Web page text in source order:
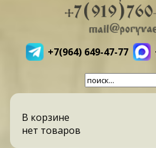
+7(964) 649-47-77
В корзине
нет товаров